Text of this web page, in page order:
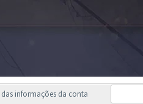
informações da conta